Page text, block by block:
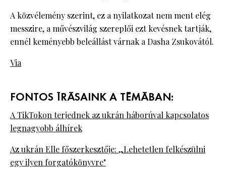
A közvélemény szerint, ez a nyilatkozat nem ment elég
messzire, a művészvilág szereplői ezt kevésnek tartják,
ennél keményebb beleállást várnak a Dasha Zsukovától.
Via
FONTOS ÍRÁSAINK A TÉMÁBAN:
A TikTokon terjednek az ukrán háborúval kapcsolatos
legnagyobb álhírek
Az ukrán Elle főszerkesztője: „Lehetetlen felkészülni
egy ilyen forgatókönyvre"